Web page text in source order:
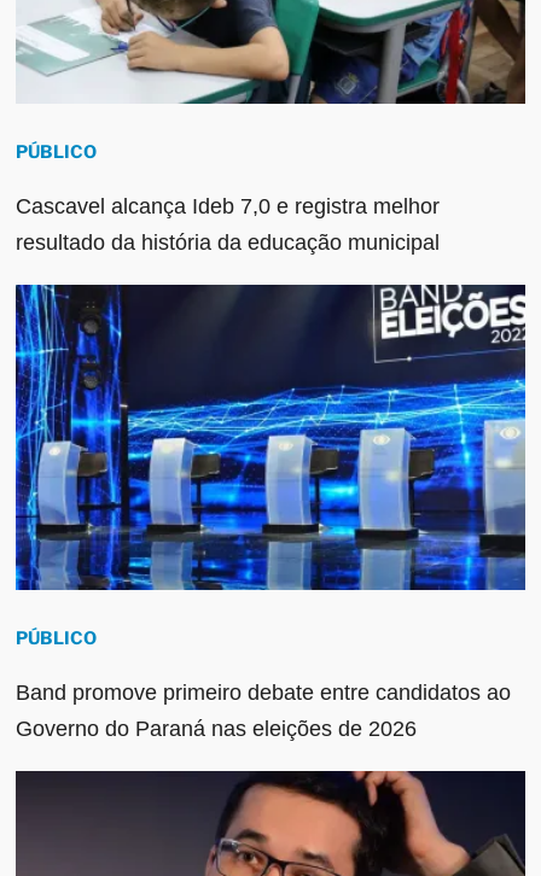
PÚBLICO
Cascavel alcança Ideb 7,0 e registra melhor
resultado da história da educação municipal
PÚBLICO
Band promove primeiro debate entre candidatos ao
Governo do Paraná nas eleições de 2026